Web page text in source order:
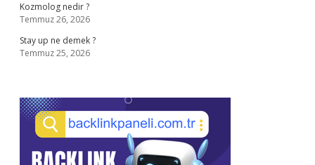
Kozmolog nedir ?
Temmuz 26, 2026
Stay up ne demek ?
Temmuz 25, 2026